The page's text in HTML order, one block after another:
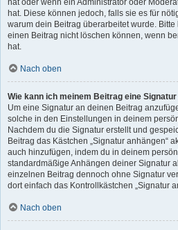
hat oder wenn ein Administrator oder
hat. Diese können jedoch, falls sie es für
warum dein Beitrag überarbeitet wurde.
einen Beitrag nicht löschen können, wenn
hat.
Nach oben
Wie kann ich meinem Beitrag eine
Um eine Signatur an deinen Beitrag
solche in den Einstellungen in deinem
Nachdem du die Signatur erstellt und
Beitrag das Kästchen „Signatur anhängen“
auch hinzufügen, indem du in deinem
standardmäßige Anhängen deiner Signatur
einzelnen Beitrag dennoch ohne Signatur
dort einfach das Kontrollkästchen „Signatur
Nach oben